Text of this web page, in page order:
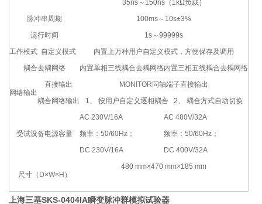
35ns～150ns（1kΩ负载）
脉冲串周期
100ms～10s±3%
运行时间
1s～99999s
工作模式 自定义模式
内置上万种用户自定义模式，方便保存及调用
耦合去耦网络
内置单相三线耦合去耦网络内置三相五线耦合去耦网络
网络输出
直接输出
MONITOR同轴端子直接输出
耦合网络输出
1、 按用户自定义逐相耦合 2、 耦合方式自动切换
受试设备电源容量
AC 230V/16A
频率：50/60Hz；
DC 230V/16A
AC 480V/32A
频率：50/60Hz；
DC 400V/32A
尺寸（D×W×H）
480 mm×470 mm×185 mm
上海三基SKS-0404IA瞬变脉冲群模拟试验器